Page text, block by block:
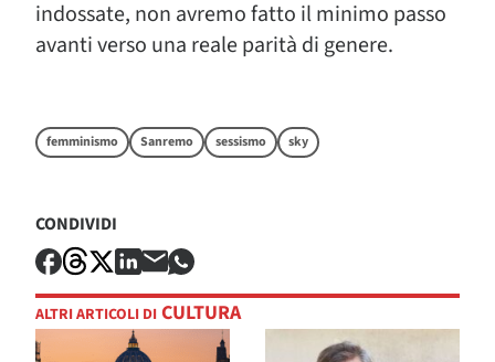
indossate, non avremo fatto il minimo passo
avanti verso una reale parità di genere.
femminismo Sanremo sessismo sky
CONDIVIDI
ALTRI ARTICOLI DI CULTURA